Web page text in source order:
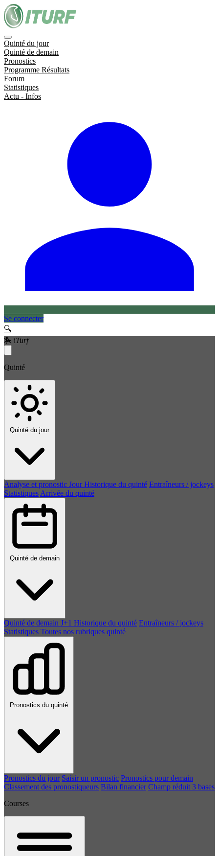
Quinté du jour
Quinté de demain
Pronostics
Programme Résultats
Forum
Statistiques
Actu - Infos
Se connecter
🔍
🏇 iTurf
Quinté
Quinté du jour
Analyse et pronostic Jour Historique du quinté Entraîneurs / jockeys
Statistiques Arrivée du quinté
Quinté de demain
Quinté de demain J+1 Historique du quinté Entraîneurs / jockeys
Statistiques Toutes nos rubriques quinté
Pronostics du quinté
Pronostics du jour Saisir un pronostic Pronostics pour demain
Classement des pronostiqueurs Bilan financier Champ réduit 3 bases
Courses